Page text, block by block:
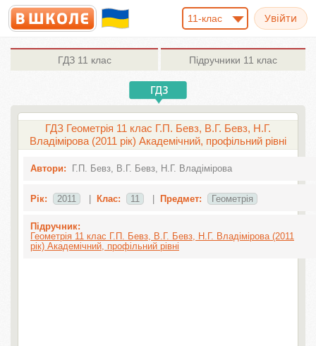
11-клас
ГДЗ11 клас Підручники 11 клас
ГДЗ Геометрія 11 клас Г.П. Бевз, В.Г. Бевз, Н.Г.
Владімірова (2011 рік) Академічний, профільний рівні
Автори: Г.П. Бевз, В.Г. Бевз, Н.Г. Владімірова
Рік: 2011 Клас: 11 Предмет: Геометрія
Підручник:
Геометрія 11 клас Г.П. Бевз, В.Г. Бевз, Н.Г. Владімірова (2011
рік) Академічний, профільний рівні